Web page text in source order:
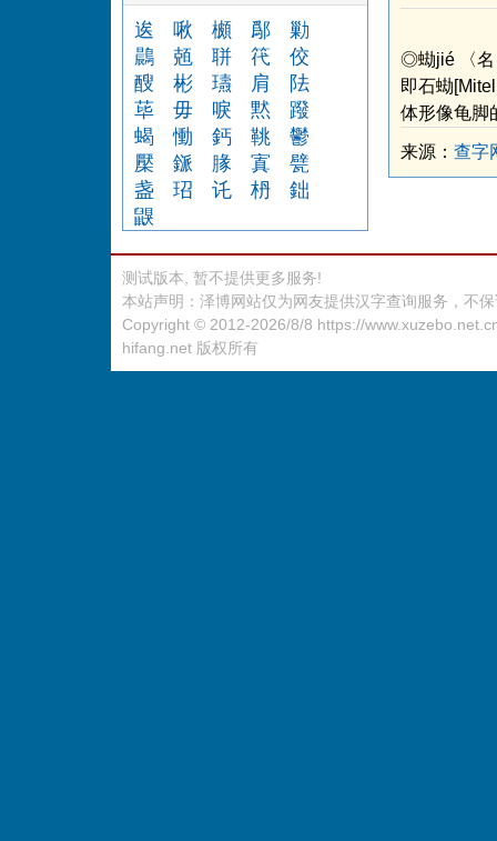
逘 啾 櫇 鄬
勦
鷐
兡 聠 笩
佼
醙
彬 瓙 肩
阹
荜
毋 唳 黙
蹳
蝎
慟 鈣 鞉
鬱
檿
鎃 腞 寘
甓
盏
玿 讬 枬
鈯
鼳
◎蜐jié 〈名
即石蜐
体形像龟脚
来源： 查字
测试版本, 暂不提供更多服务!
本站声明：泽博网站仅为网友提供汉字查询服务，不
Copyright © 2012-2026/8/8 https://
hifang.net 版权所有